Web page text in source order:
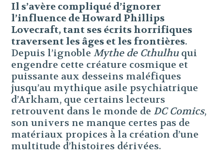
Il s’avère compliqué d’ignorer
l’influence de Howard Phillips
Lovecraft, tant ses écrits horrifiques
traversent les âges et les frontières.
Depuis l’ignoble Mythe de Cthulhuqui
engendre cette créature cosmique et
puissante aux desseins maléfiques
jusqu’au mythique asile psychiatrique
d’Arkham, que certains lecteurs
retrouvent dans le monde de DC Comics,
son univers ne manque certes pas de
matériaux propices à la création d’une
multitude d’histoires dérivées.